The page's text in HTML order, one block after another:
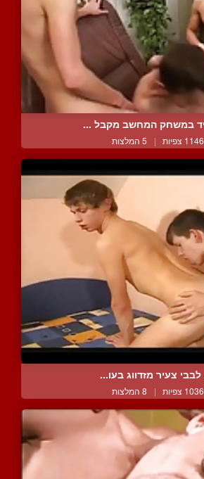
במשחק המחשב מקבל ...
צפיות | 5 המלצות
לבבי צעיר מזדווג בעו...
צפיות | 8 המלצות